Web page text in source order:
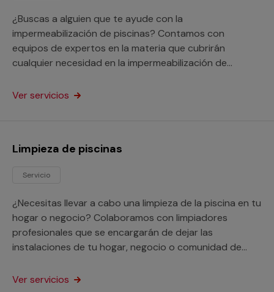
¿Buscas a alguien que te ayude con la
impermeabilización de piscinas? Contamos con
equipos de expertos en la materia que cubrirán
cualquier necesidad en la impermeabilización de
Ver servicios
Limpieza de piscinas
Servicio
¿Necesitas llevar a cabo una limpieza de la piscina en tu
hogar o negocio? Colaboramos con limpiadores
profesionales que se encargarán de dejar las
instalaciones de tu hogar, negocio o comunidad de
Ver servicios